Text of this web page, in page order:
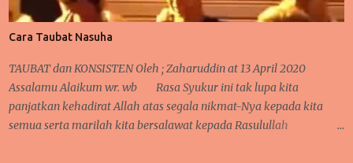
dengan bunga. Maka ia akan familiar dan terkenal dengan
keelokannya karena di tata oleh orang tepat. Sehingga, jangan
heran bila ia memiliki harga yang lumayan cantik juga.. Bunga
hias , sebagian memilih yang hidup dan sebagian juga memilih
yang imitasi (hias tidak hidup). Masing masing memiliki alasan
tersendiri dan ...
Cara Taubat Nasuha
TAUBAT dan KONSISTEN Oleh ; Zaharuddin at 13 April 2020
Assalamu Alaikum wr. wb Rasa Syukur ini tak lupa kita
panjatkan kehadirat Allah atas segala nikmat-Nya kepada kita
semua serta marilah kita bersalawat kepada Rasulullah